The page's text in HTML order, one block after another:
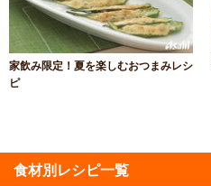
家飲み限定！夏を楽しむおつまみレシ
ピ
食材別レシピ一覧